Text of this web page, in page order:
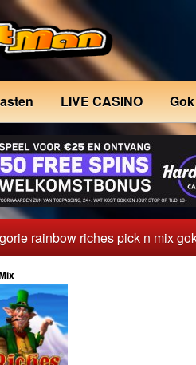
LIVE CASINO
rainbow riches pick n mix